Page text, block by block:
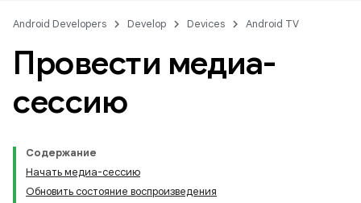
Android Developers Develop Devices Android TV
Провести медиа-
сессию
Содержание
Начать медиа-сессию
Обновить состояние воспроизведения